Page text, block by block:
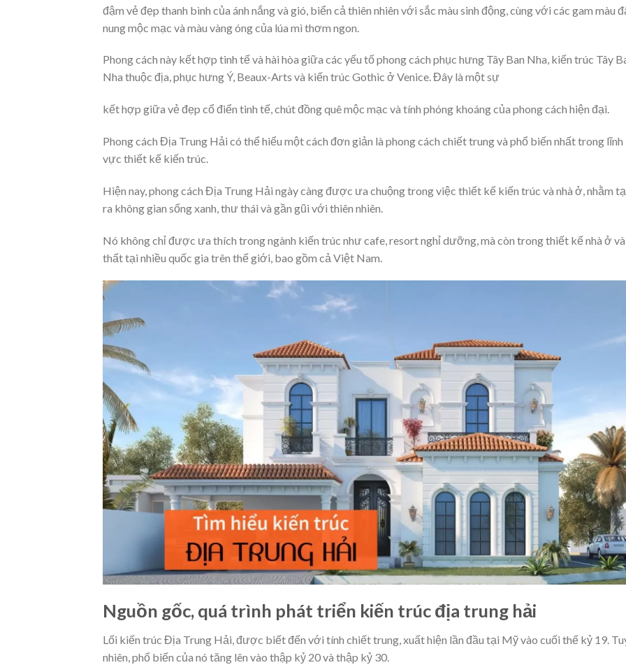
đậm vẻ đẹp thanh bình của ánh nắng và gió, biển cả thiên nhiên với sắc màu sinh động, cùng với các gam màu
nung mộc mạc và màu vàng óng của lúa mì thơm ngon.
Phong cách này kết hợp tinh tế và hài hòa giữa các yếu tố phong cách phục hưng Tây Ban Nha, kiến trúc Tây
Nha thuộc địa, phục hưng Ý, Beaux-Arts và kiến trúc Gothic ở Venice. Đây là một sự
kết hợp giữa vẻ đẹp cổ điển tinh tế, chút đồng quê mộc mạc và tính phóng khoáng của phong cách hiện đại.
Phong cách Địa Trung Hải có thể hiểu một cách đơn giản là phong cách chiết trung và phổ biến nhất trong lĩnh
vực thiết kế kiến trúc.
Hiện nay, phong cách Địa Trung Hải ngày càng được ưa chuộng trong việc thiết kế kiến trúc và nhà ở, nhằm
ra không gian sống xanh, thư thái và gần gũi với thiên nhiên.
Nó không chỉ được ưa thích trong ngành kiến trúc như cafe, resort nghỉ dưỡng, mà còn trong thiết kế nhà ở
thất tại nhiều quốc gia trên thế giới, bao gồm cả Việt Nam.
Nguồn gốc, quá trình phát triển kiến trúc địa trung hải
Lối kiến trúc Địa Trung Hải, được biết đến với tính chiết trung, xuất hiện lần đầu tại Mỹ vào cuối thế kỷ 19.
nhiên, phổ biến của nó tăng lên vào thập kỷ 20 và thập kỷ 30.